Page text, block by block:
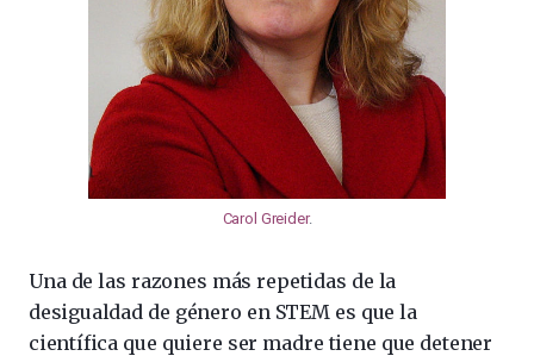
Carol Greider.
Una de las razones más repetidas de la
desigualdad de género en STEM es que la
científica que quiere ser madre tiene que detener